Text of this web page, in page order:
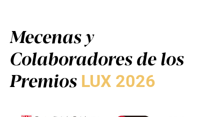
Mecenas y
Colaboradores de los
Premios LUX 2026